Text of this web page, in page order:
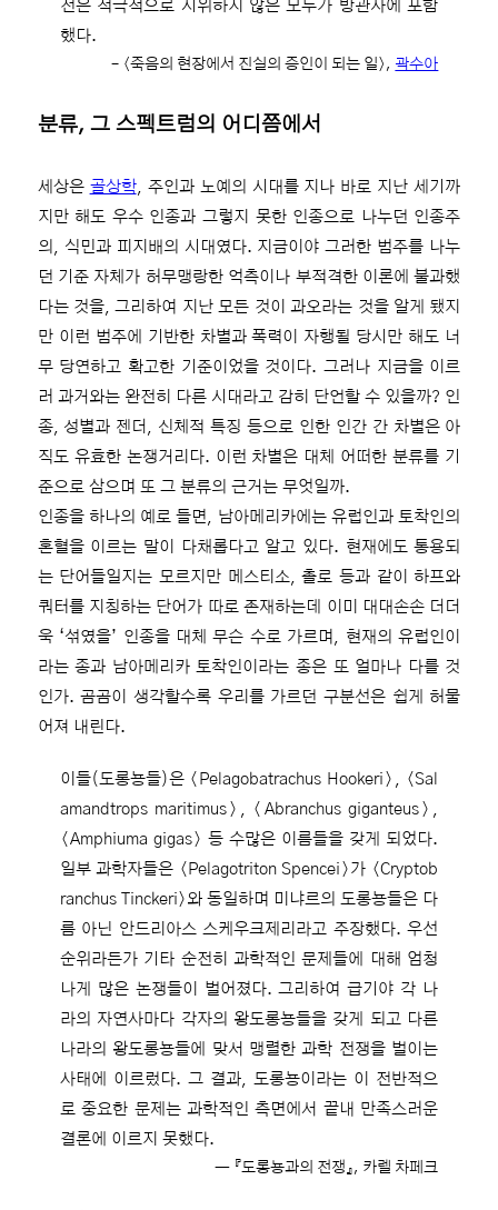
전은 적극적으로 시위하지 않은 모두가 방관자에 포함
했다.
– 〈죽음의 현장에서 진실의 증인이 되는 일〉, 곽수아
분류, 그 스펙트럼의 어디쯤에서
세상은 골상학, 주인과 노예의 시대를 지나 바로 지난 세기까
지만 해도 우수 인종과 그렇지 못한 인종으로 나누던 인종주
의, 식민과 피지배의 시대였다. 지금이야 그러한 범주를 나누
던 기준 자체가 허무맹랑한 억측이나 부적격한 이론에 불과했
다는 것을, 그리하여 지난 모든 것이 과오라는 것을 알게 됐지
만 이런 범주에 기반한 차별과 폭력이 자행될 당시만 해도 너
무 당연하고 확고한 기준이었을 것이다. 그러나 지금을 이르
러 과거와는 완전히 다른 시대라고 감히 단언할 수 있을까? 인
종, 성별과 젠더, 신체적 특징 등으로 인한 인간 간 차별은 아
직도 유효한 논쟁거리다. 이런 차별은 대체 어떠한 분류를 기
준으로 삼으며 또 그 분류의 근거는 무엇일까.
인종을 하나의 예로 들면, 남아메리카에는 유럽인과 토착인의
혼혈을 이르는 말이 다채롭다고 알고 있다. 현재에도 통용되
는 단어들일지는 모르지만 메스티소, 촐로 등과 같이 하프와
쿼터를 지칭하는 단어가 따로 존재하는데 이미 대대손손 더더
욱 ‘섞였을’ 인종을 대체 무슨 수로 가르며, 현재의 유럽인이
라는 종과 남아메리카 토착인이라는 종은 또 얼마나 다를 것
인가. 곰곰이 생각할수록 우리를 가르던 구분선은 쉽게 허물
어져 내린다.
이들(도롱뇽들)은 〈Pelagobatrachus Hookeri〉, 〈Sal
amandtrops maritimus〉, 〈Abranchus giganteus〉,
〈Amphiuma gigas〉 등 수많은 이름들을 갖게 되었다.
일부 과학자들은 〈Pelagotriton Spencei〉가 〈Cryptob
ranchus Tinckeri〉와 동일하며 미냐르의 도롱뇽들은 다
름 아닌 안드리아스 스케우크제리라고 주장했다. 우선
순위라든가 기타 순전히 과학적인 문제들에 대해 엄청
나게 많은 논쟁들이 벌어졌다. 그리하여 급기야 각 나
라의 자연사마다 각자의 왕도롱뇽들을 갖게 되고 다른
나라의 왕도롱뇽들에 맞서 맹렬한 과학 전쟁을 벌이는
사태에 이르렀다. 그 결과, 도롱뇽이라는 이 전반적으
로 중요한 문제는 과학적인 측면에서 끝내 만족스러운
결론에 이르지 못했다.
― 『도롱뇽과의 전쟁』, 카렐 차페크